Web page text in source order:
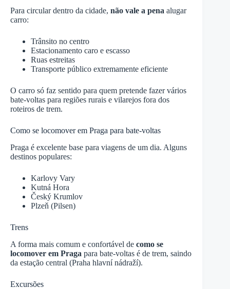
Para circular dentro da cidade, não vale a pena alugar
carro:
Trânsito no centro
Estacionamento caro e escasso
Ruas estreitas
Transporte público extremamente eficiente
O carro só faz sentido para quem pretende fazer vários
bate-voltas para regiões rurais e vilarejos fora dos
roteiros de trem.
Como se locomover em Praga para bate-voltas
Praga é excelente base para viagens de um dia. Alguns
destinos populares:
Karlovy Vary
Kutná Hora
Český Krumlov
Plzeň (Pilsen)
Trens
A forma mais comum e confortável de como se
locomover em Praga para bate-voltas é de trem, saindo
da estação central (Praha hlavní nádraží).
Excursões